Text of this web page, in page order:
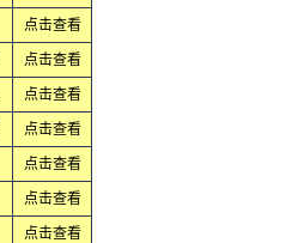
点击查看
点击查看
点击查看
点击查看
点击查看
点击查看
点击查看